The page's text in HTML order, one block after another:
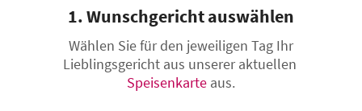
1. Wunschgericht auswählen
Wählen Sie für den jeweiligen Tag Ihr
Lieblingsgericht aus unserer aktuellen
Speisenkarte aus.